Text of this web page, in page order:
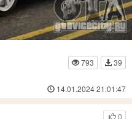
793
39
14.01.2024 21:01:47
0